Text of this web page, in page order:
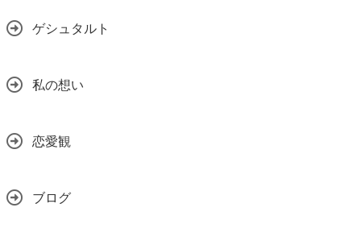
ゲシュタルト
私の想い
恋愛観
ブログ